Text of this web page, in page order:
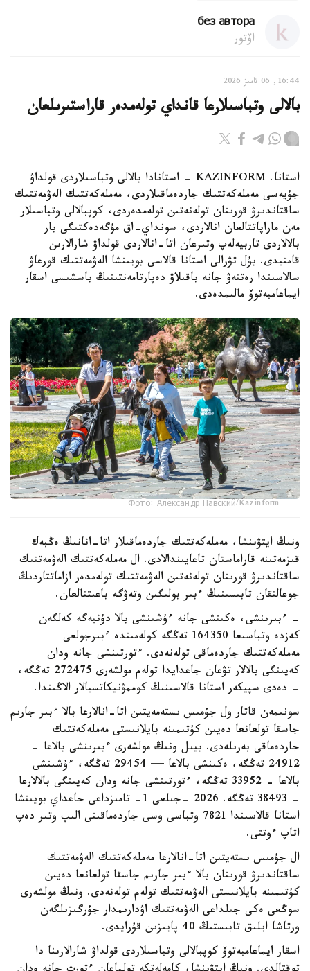
без автора
اۆتور
16:44, 06 تامىز 2026
بالالى وتباسىلارعا قانداي تولەمدەر قاراستىرىلعان
استانا. KAZINFORM - استانادا بالالى وتباسىلاردى قولداۋ
جۇيەسى مەملەكەتتىك جاردەماقىلاردى، مەملەكەتتىك الەۋمەتتىك
ساقتاندىرۋ قورىنان تولەنەتىن تولەمدەردى، كوپبالالى وتباسىلار
مەن ماراپاتتالعان انالاردى، سونداي-اق مۇگەدەكتىگى بار
بالالاردى تاربيەلەپ وتىرعان اتا-انالاردى قولداۋ شارالارىن
قامتيدى. بۇل تۋرالى استانا قالاسى بويىنشا الەۋمەتتىك قورعاۋ
سالاسىندا رەتتەۋ جانە باقىلاۋ دەپارتامەنتىنىڭ باسشىسى اسقار
ايماعامبەتوۆ مالىمدەدى.
Фото: Александр Павский/Kazinform
ونىڭ ايتۋىنشا، مەملەكەتتىك جاردەماقىلار اتا-انانىڭ ەڭبەك
قىزمەتىنە قاراماستان تاعايىندالادى. ال مەملەكەتتىك الەۋمەتتىك
ساقتاندىرۋ قورىنان تولەنەتىن الەۋمەتتىك تولەمدەر ازاماتتاردىڭ
جوعالتقان تابىسىنىڭ ءبىر بولىگىن وتەۋگە باعىتتالعان.
- ءبىرىنشى، ەكىنشى جانە ءۇشىنشى بالا دۇنيەگە كەلگەن
كەزدە وتباسىعا 164350 تەڭگە كولەمىندە ءبىرجولعى
مەملەكەتتىك جاردەماقى تولەنەدى. ءتورتىنشى جانە ودان
كەيىنگى بالالار تۋعان جاعدايدا تولەم مولشەرى 272475 تەڭگە،
- دەدى سپيكەر استانا قالاسىنىڭ كوممۋنيكاتسيالار الاڭىندا.
سونىمەن قاتار ول جۇمىس ىستەمەيتىن اتا-انالارعا بالا ءبىر جارىم
جاسقا تولعانعا دەيىن كۇتىمىنە بايلانىستى مەملەكەتتىك
جاردەماقى بەرىلەدى. بيىل ونىڭ مولشەرى ءبىرىنشى بالاعا -
24912 تەڭگە، ەكىنشى بالاعا — 29454 تەڭگە، ءۇشىنشى
بالاعا - 33952 تەڭگە، ءتورتىنشى جانە ودان كەيىنگى بالالارعا
- 38493 تەڭگە. 2026 -جىلعى 1- تامىزداعى جاعداي بويىنشا
استانا قالاسىندا 7821 وتباسى وسى جاردەماقىنى الىپ وتىر دەپ
اتاپ ءوتتى.
ال جۇمىس ىستەيتىن اتا-انالارعا مەملەكەتتىك الەۋمەتتىك
ساقتاندىرۋ قورىنان بالا ءبىر جارىم جاسقا تولعانعا دەيىن
كۇتىمىنە بايلانىستى الەۋمەتتىك تولەم تولەنەدى. ونىڭ مولشەرى
سوڭعى ەكى جىلداعى الەۋمەتتىك اۋدارىمدار جۇرگىزىلگەن
ورتاشا ايلىق تابىستىڭ 40 پايىزىن قۇرايدى.
اسقار ايماعامبەتوۆ كوپبالالى وتباسىلاردى قولداۋ شارالارىنا دا